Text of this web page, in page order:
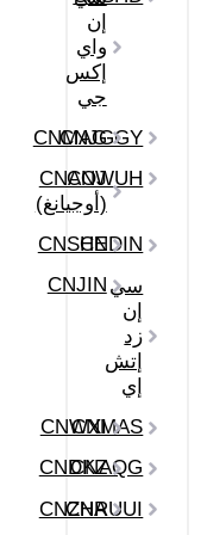
إن
واي
إكس
جي
CNJGGY
CNMAG
CNWUH
CNAOJ
(أوجيانغ)
CNDIN
CNSHE
سي
إن
زد
إتش
إي
CNJIN
CNMAS
CNWXI
CNAQG
CNDKZ
CNRUUI
CNZHA